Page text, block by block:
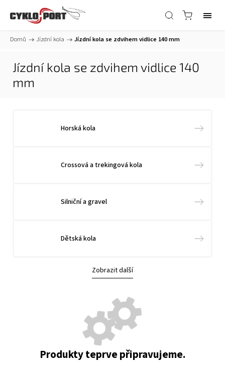
Domů / Jízdní kola / Jízdní kola se zdvihem vidlice 140 mm
Jízdní kola se zdvihem vidlice 140
mm
Horská kola
Crossová a trekingová kola
Silniční a gravel
Dětská kola
Zobrazit další
Produkty teprve připravujeme.